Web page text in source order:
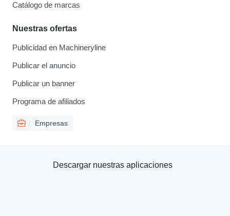
Catálogo de marcas
Nuestras ofertas
Publicidad en Machineryline
Publicar el anuncio
Publicar un banner
Programa de afiliados
Empresas
Descargar nuestras aplicaciones